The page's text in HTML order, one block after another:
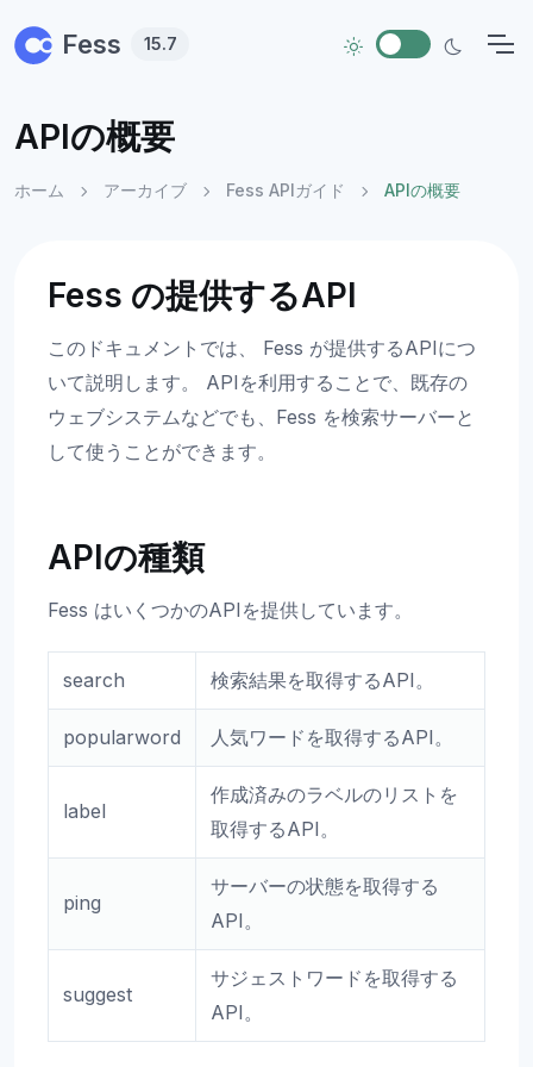
Fess 15.7
APIの概要
ホーム アーカイブ Fess APIガイド APIの概要
Fess の提供するAPI
このドキュメントでは、 Fess が提供するAPIにつ
いて説明します。 APIを利用することで、既存の
ウェブシステムなどでも、Fess を検索サーバーと
して使うことができます。
APIの種類
Fess はいくつかのAPIを提供しています。
search 検索結果を取得するAPI。
popularword 人気ワードを取得するAPI。
label
作成済みのラベルのリストを
取得するAPI。
ping
サーバーの状態を取得する
API。
suggest
サジェストワードを取得する
API。